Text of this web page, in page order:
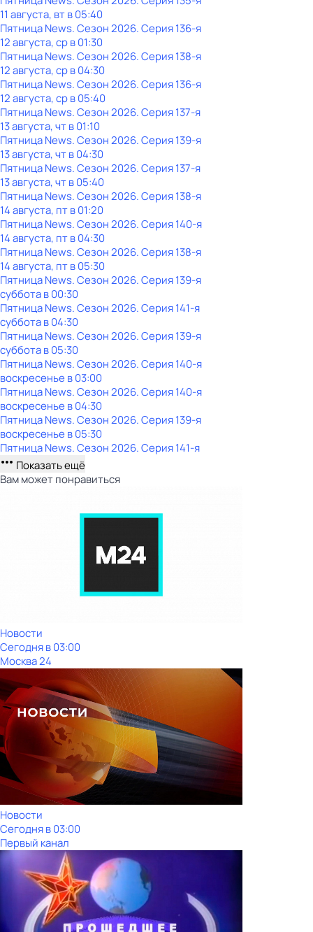
11 августа, вт в 05:40
Пятница News. Сезон 2026. Серия 136-я
12 августа, ср в 01:30
Пятница News. Сезон 2026. Серия 138-я
12 августа, ср в 04:30
Пятница News. Сезон 2026. Серия 136-я
12 августа, ср в 05:40
Пятница News. Сезон 2026. Серия 137-я
13 августа, чт в 01:10
Пятница News. Сезон 2026. Серия 139-я
13 августа, чт в 04:30
Пятница News. Сезон 2026. Серия 137-я
13 августа, чт в 05:40
Пятница News. Сезон 2026. Серия 138-я
14 августа, пт в 01:20
Пятница News. Сезон 2026. Серия 140-я
14 августа, пт в 04:30
Пятница News. Сезон 2026. Серия 138-я
14 августа, пт в 05:30
Пятница News. Сезон 2026. Серия 139-я
субботав00:30
Пятница News. Сезон 2026. Серия 141-я
субботав04:30
Пятница News. Сезон 2026. Серия 139-я
субботав05:30
Пятница News. Сезон 2026. Серия 140-я
воскресенье в03:00
Пятница News. Сезон 2026. Серия 140-я
воскресенье в04:30
Пятница News. Сезон 2026. Серия 139-я
воскресенье в05:30
Пятница News. Сезон 2026. Серия 141-я
Показать ещё
Вам может понравиться
Новости
Сегодня в 03:00
Москва 24
Новости
Сегодня в 03:00
Первый канал